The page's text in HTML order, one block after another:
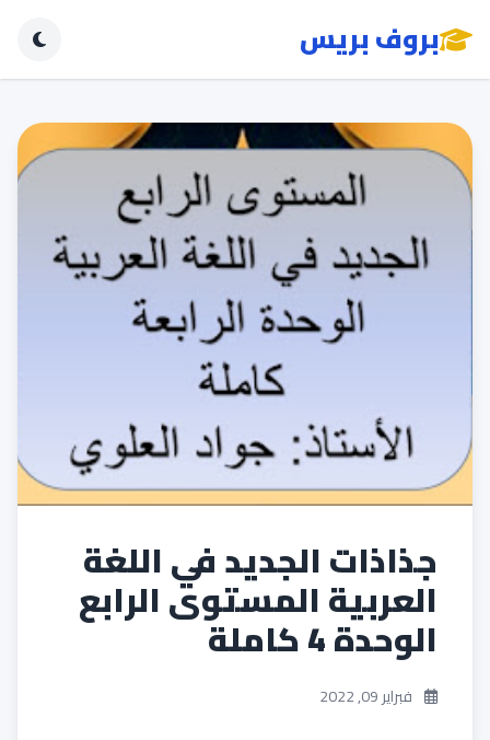
بروف بريس
جذاذات الجديد في اللغة
العربية المستوى الرابع
الوحدة 4 كاملة
فبراير 09, 2022